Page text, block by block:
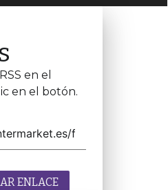
en el
en el botón.
ENLACE